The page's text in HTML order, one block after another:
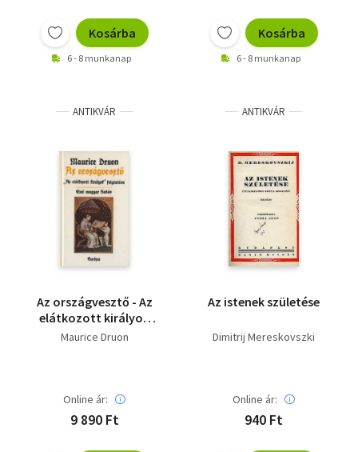
Kosárba
6 - 8 munkanap
Kosárba
6 - 8 munkanap
ANTIKVÁR
Az országvesztő - Az
elátkozott királyok
VII.
Maurice Druon
Online ár:
9 890 Ft
ANTIKVÁR
Az istenek születése
Dimitrij Mereskovszki
Online ár:
940 Ft